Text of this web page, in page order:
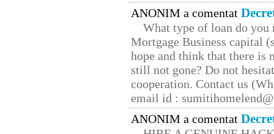
ANONIM a comentat
What type of loan do you
Mortgage Business capital
hope and think that there is
still not gone? Do not
cooperation. Contact us
email id :
ANONIM a comentat